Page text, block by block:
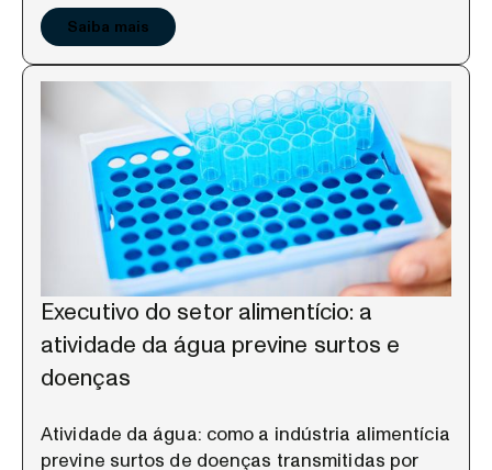
Saiba mais
Executivo do setor alimentício: a
atividade da água previne surtos e
doenças
Atividade da água: como a indústria alimentícia
previne surtos de doenças transmitidas por